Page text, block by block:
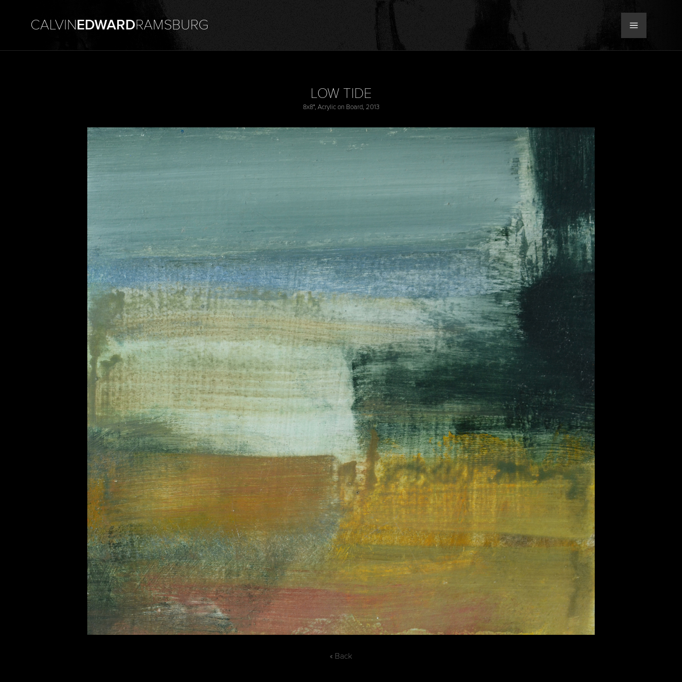
CALVINEDWARDRAMSBURG
LOW TIDE
8x8", Acrylic on Board, 2013
« Back